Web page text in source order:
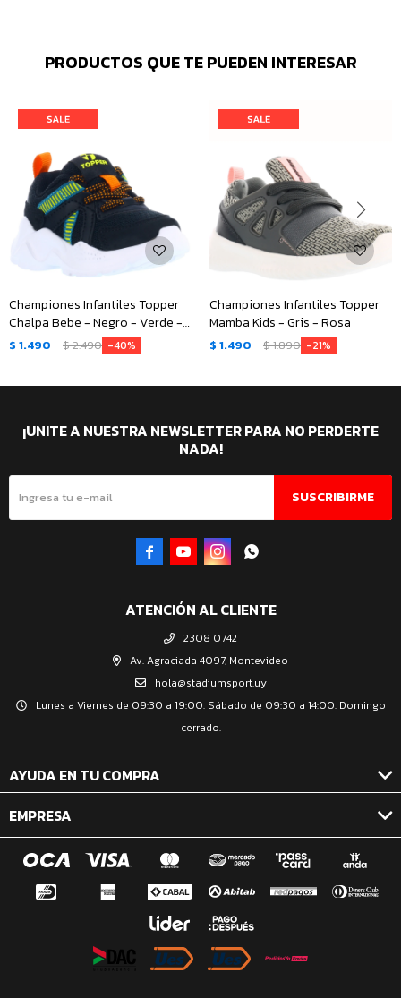
PRODUCTOS QUE TE PUEDEN INTERESAR
Championes Infantiles Topper
Chalpa Bebe - Negro - Verde -
Anaranjado
$ 1.490 $2.490 40
Championes Infantiles Topper
Mamba Kids - Gris - Rosa
$ 1.490 $1.890 21
ATENCIÓN AL CLIENTE
2308 0742
Av. Agraciada 4097, Montevideo
hola@stadiumsport.uy
Lunes a Viernes de 09:30 a 19:00. Sábado de 09:30 a 14:00. Domingo
cerrado.
AYUDA EN TU COMPRA
EMPRESA
¡UNITE A NUESTRA NEWSLETTER PARA NO PERDERTE
NADA!
SUSCRIBIRME
   